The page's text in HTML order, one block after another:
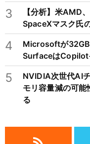
3
【分析】米AMD
SpaceXマスク氏
4
Microsoftが32GB
Surfaceは
5
NVIDIA次世代AI
モリ容量減の可
る